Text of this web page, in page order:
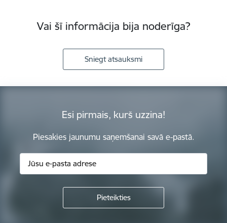
Vai šī informācija bija noderīga?
Sniegt atsauksmi
Esi pirmais, kurš uzzina!
Piesakies jaunumu saņemšanai savā e-pastā.